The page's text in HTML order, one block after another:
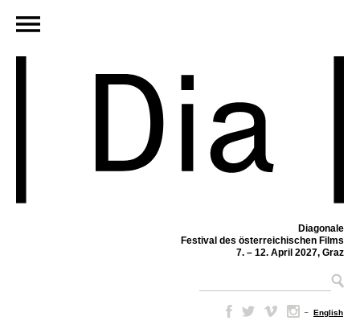
Diagonale
Festival des österreichischen Films
7. – 12. April 2027, Graz
– English